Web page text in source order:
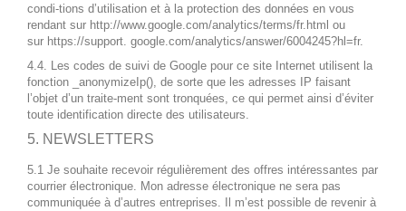
condi-tions d’utilisation et à la protection des données en vous
rendant sur http://www.google.com/analytics/terms/fr.html ou
sur https://support. google.com/analytics/answer/6004245?hl=fr.
4.4. Les codes de suivi de Google pour ce site Internet utilisent la
fonction _anonymizeIp(), de sorte que les adresses IP faisant
l’objet d’un traite-ment sont tronquées, ce qui permet ainsi d’éviter
toute identification directe des utilisateurs.
5. NEWSLETTERS
5.1 Je souhaite recevoir régulièrement des offres intéressantes par
courrier électronique. Mon adresse électronique ne sera pas
communiquée à d’autres entreprises. Il m’est possible de revenir à